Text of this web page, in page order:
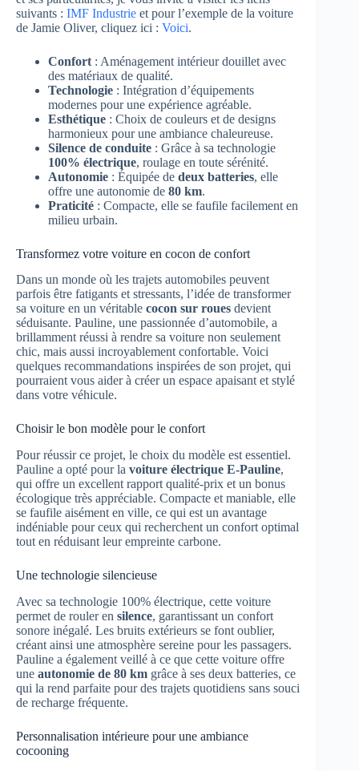
suivants : IMF Industrie et pour l’exemple de la voiture
de Jamie Oliver, cliquez ici : Voici.
Confort : Aménagement intérieur douillet avec
des matériaux de qualité.
Technologie : Intégration d’équipements
modernes pour une expérience agréable.
Esthétique : Choix de couleurs et de designs
harmonieux pour une ambiance chaleureuse.
Silence de conduite : Grâce à sa technologie
100% électrique, roulage en toute sérénité.
Autonomie : Équipée de deux batteries, elle
offre une autonomie de 80 km.
Praticité : Compacte, elle se faufile facilement en
milieu urbain.
Transformez votre voiture en cocon de confort
Dans un monde où les trajets automobiles peuvent
parfois être fatigants et stressants, l’idée de transformer
sa voiture en un véritable cocon sur roues devient
séduisante. Pauline, une passionnée d’automobile, a
brillamment réussi à rendre sa voiture non seulement
chic, mais aussi incroyablement confortable. Voici
quelques recommandations inspirées de son projet, qui
pourraient vous aider à créer un espace apaisant et stylé
dans votre véhicule.
Choisir le bon modèle pour le confort
Pour réussir ce projet, le choix du modèle est essentiel.
Pauline a opté pour la voiture électrique E-Pauline,
qui offre un excellent rapport qualité-prix et un bonus
écologique très appréciable. Compacte et maniable, elle
se faufile aisément en ville, ce qui est un avantage
indéniable pour ceux qui recherchent un confort optimal
tout en réduisant leur empreinte carbone.
Une technologie silencieuse
Avec sa technologie 100% électrique, cette voiture
permet de rouler en silence, garantissant un confort
sonore inégalé. Les bruits extérieurs se font oublier,
créant ainsi une atmosphère sereine pour les passagers.
Pauline a également veillé à ce que cette voiture offre
une autonomie de 80 km grâce à ses deux batteries, ce
qui la rend parfaite pour des trajets quotidiens sans souci
de recharge fréquente.
Personnalisation intérieure pour une ambiance
cocooning